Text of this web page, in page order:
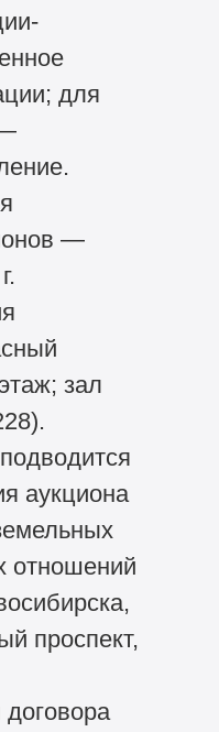
для
—
зал
аукциона
отношений
проспект,